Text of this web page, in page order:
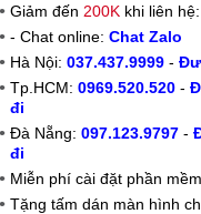
Giảm đến 200Kkhi liên hệ:
- Chat online: Chat Zalo
Hà Nội: 037.437.9999-
Tp.HCM: 0969.520.520-
đi
Đà Nẵng: 097.123.9797-
đi
Miễn phí cài đặt phần
Tặng tấm dán màn hình